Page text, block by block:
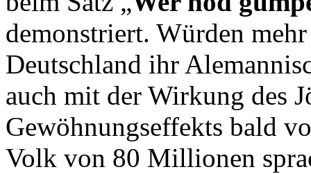
demonstriert. Würden
Deutschland ihr
auch mit der Wirkung des
Gewöhnungseffekts bald
Volk von 80 Millionen